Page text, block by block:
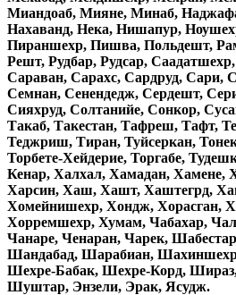
Миандоаб, Мияне, Минаб,
Нахаванд, Нека, Нишапур,
Пираншехр, Пишва, Польдешт,
Решт, Рудбар, Рудсар,
Сараван, Сарахс, Сардруд, Сари,
Семнан, Сенендедж, Сердешт,
Сияхруд, Солтанийе, Сонкор,
Такаб, Такестан, Тафреш, Тафт,
Теджриш, Тиран, Туйсеркан,
Торбете-Хейдерие, Торгабе,
Кенар, Халхал, Хамадан, Хамене,
Харсин, Хаш, Хашт, Хаштегрд,
Хомейнишехр, Хондж, Хорасган,
Хорремшехр, Хумам, Чабахар,
Чанаре, Ченаран, Чарек,
Шандабад, Шарабиан,
Шехре-Бабак, Шехре-Корд,
Шуштар, Энзели, Эрак, Ясудж.